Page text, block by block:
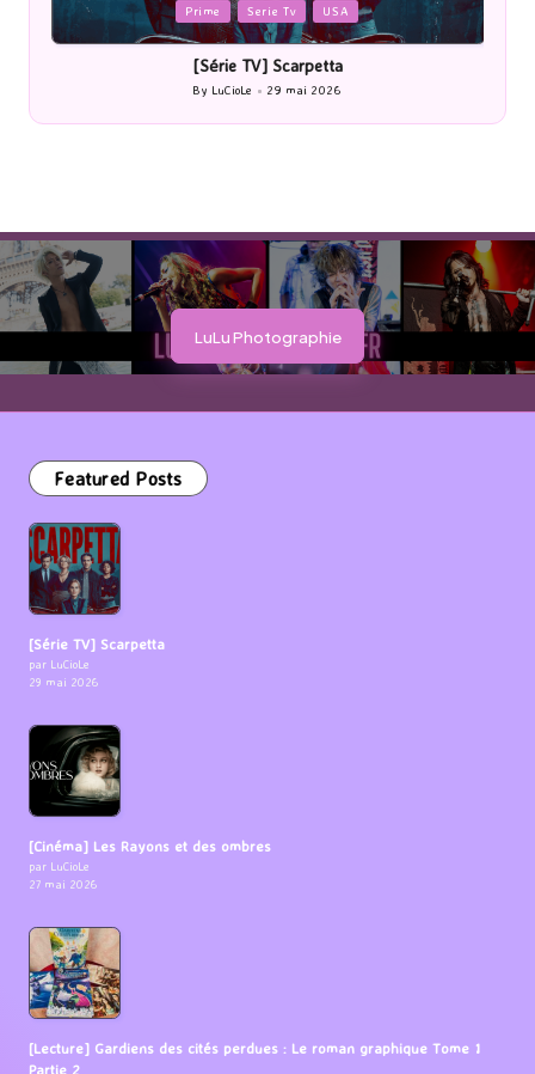
Posted
in
Prime Serie Tv USA
[Série TV] Scarpetta
Posted
by
By LuCioLe 29 mai 2026
LuLu Photographie
Featured Posts
[Série TV] Scarpetta
par LuCioLe
29 mai 2026
[Cinéma] Les Rayons et des ombres
par LuCioLe
27 mai 2026
[Lecture] Gardiens des cités perdues : Le roman graphique Tome 1
Partie 2